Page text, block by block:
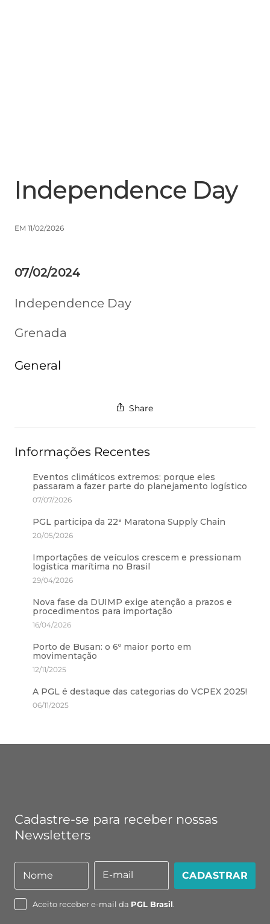
Independence Day
EM 11/02/2026
07/02/2024
Independence Day
Grenada
General
Share
Informações Recentes
Eventos climáticos extremos: porque eles
passaram a fazer parte do planejamento logístico
07/07/2026
PGL participa da 22ª Maratona Supply Chain
20/05/2026
Importações de veículos crescem e pressionam
logística marítima no Brasil
29/04/2026
Nova fase da DUIMP exige atenção a prazos e
procedimentos para importação
16/04/2026
Porto de Busan: o 6º maior porto em
movimentação
12/11/2025
A PGL é destaque das categorias do VCPEX 2025!
06/11/2025
Cadastre-se para receber nossas
Newsletters
Nome
Nome
mail
E-mail CADASTRAR
Aceito receber e-mail da PGL Brasil.